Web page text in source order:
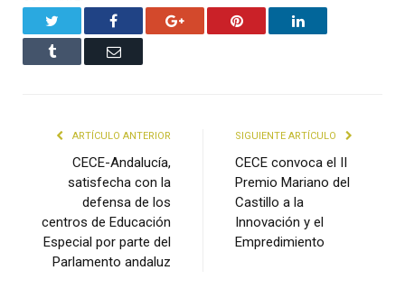
Facebook Google+ Pinterest LinkedIn
Tumblr Email
ARTÍCULO ANTERIOR
CECE-Andalucía,
satisfecha con la
defensa de los
centros de Educación
Especial por parte del
Parlamento andaluz
SIGUIENTE ARTÍCULO
CECE convoca el II
Premio Mariano del
Castillo a la
Innovación y el
Empredimiento